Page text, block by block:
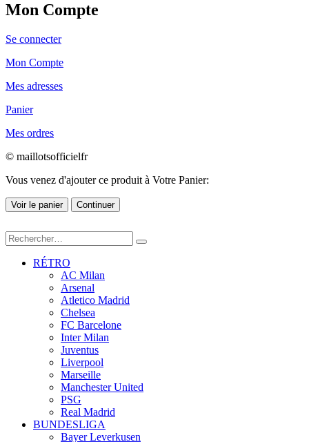
Mon Compte
Se connecter
Mon Compte
Mes adresses
Panier
Mes ordres
© maillotsofficielfr
Vous venez d'ajouter ce produit à Votre Panier:
Voir le panier Continuer
RÉTRO
AC Milan
Arsenal
Atletico Madrid
Chelsea
FC Barcelone
Inter Milan
Juventus
Liverpool
Marseille
Manchester United
PSG
Real Madrid
BUNDESLIGA
Bayer Leverkusen